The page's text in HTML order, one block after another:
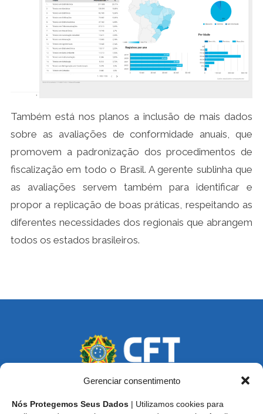
Gerenciar consentimento
Nós Protegemos Seus Dados | Utilizamos cookies para
Também está nos planos a inclusão de mais dados
sobre as avaliações de conformidade anuais, que
promovem a padronização dos procedimentos de
fiscalização em todo o Brasil. A gerente sublinha que
as avaliações servem também para identificar e
propor a replicação de boas práticas, respeitando as
diferentes necessidades dos regionais que abrangem
todos os estados brasileiros.
Endereço: SCS, Quadra 02, Bloco D, Ed. Oscar Niemeyer,